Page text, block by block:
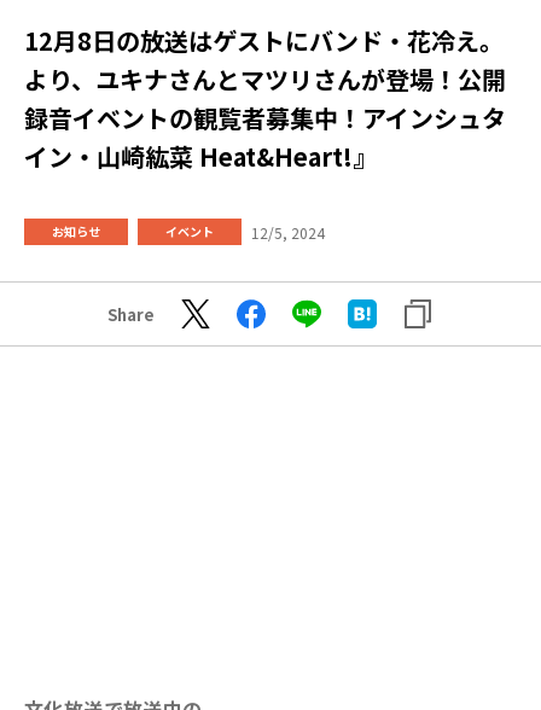
12月8日の放送はゲストにバンド・花冷え。
より、ユキナさんとマツリさんが登場！公開
録音イベントの観覧者募集中！アインシュタ
イン・山崎紘菜 Heat&Heart!』
お知らせ イベント 12/5, 2024
Share